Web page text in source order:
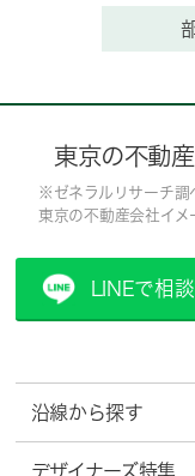
東京の不動
※ゼネラルリサーチ調
東京の不動産会社イメ
LINEで相
沿線から探す
デザイナーズ特集